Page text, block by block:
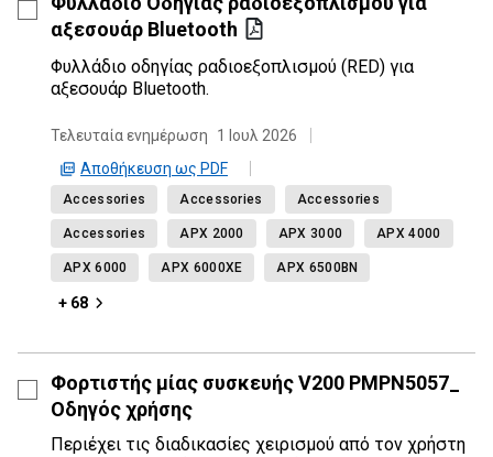
αξεσουάρ Bluetooth
Φυλλάδιο οδηγίας ραδιοεξοπλισμού (RED) για
αξεσουάρ Bluetooth.
Τελευταία ενημέρωση
1 Ιουλ 2026
Αποθήκευση ως PDF
Accessories Accessories Accessories
Accessories APX 2000 APX 3000 APX 4000
APX 6000 APX 6000XE APX 6500BN
+ 68
Φορτιστής μίας συσκευής V200 PMPN5057_
Οδηγός χρήσης
Περιέχει τις διαδικασίες χειρισμού από τον χρήστη